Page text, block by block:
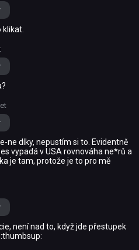
klikat.
ne díky, nepustím si to. Evidentně
vypadá v USA rovnováha ne*rů a
je tam, protože je to pro mě
není nad to, když jde přestupek